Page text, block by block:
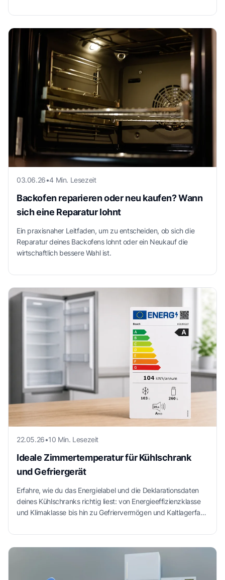
03.06.26•4 Min. Lesezeit
Backofen reparieren oder neu kaufen? Wann
sich eine Reparatur lohnt
Ein praxisnaher Leitfaden, um zu entscheiden, ob sich die
Reparatur deines Backofens lohnt oder ein Neukauf die
wirtschaftlich bessere Wahl ist.
22.05.26•10 Min. Lesezeit
Ideale Zimmertemperatur für Kühlschrank
und Gefriergerät
Erfahre, wie du das Energielabel und die Deklarationsdaten
deines Kühlschranks richtig liest: von Energieeffizienzklasse
und Klimaklasse bis hin zu Gefriervermögen und Kaltlagerfach